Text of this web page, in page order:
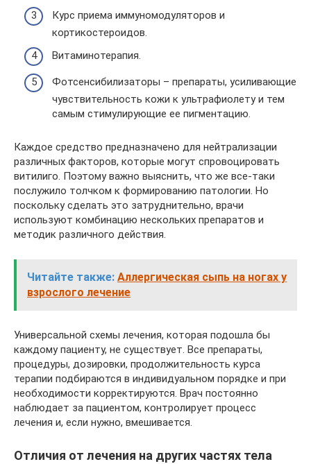
Курс приема иммуномодуляторов и
кортикостероидов.
Витаминотерапия.
Фотсенсибилизаторы – препараты, усиливающие
чувствительность кожи к ультрафиолету и тем
самым стимулирующие ее пигментацию.
Каждое средство предназначено для нейтрализации
различных факторов, которые могут спровоцировать
витилиго. Поэтому важно выяснить, что же все-таки
послужило толчком к формированию патологии. Но
поскольку сделать это затруднительно, врачи
используют комбинацию нескольких препаратов и
методик различного действия.
Читайте также: Аллергическая сыпь на ногах у
взрослого лечение
Универсальной схемы лечения, которая подошла бы
каждому пациенту, не существует. Все препараты,
процедуры, дозировки, продолжительность курса
терапии подбираются в индивидуальном порядке и при
необходимости корректируются. Врач постоянно
наблюдает за пациентом, контролирует процесс
лечения и, если нужно, вмешивается.
Отличия от лечения на других частях тела